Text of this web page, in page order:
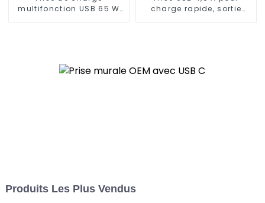
multifonction USB 65 W
charge rapide, sortie
Produits Les Plus Vendus